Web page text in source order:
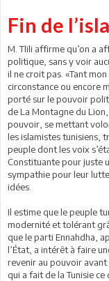
Fin de
M. Tlili affirme qu’on a
politique, sans y voir
il ne croit pas. «Tant
circonstance ou encore
porté sur le pouvoir
de La Montagne du
pouvoir, se mettant
les islamistes tunisiens,
peuple dont les voix
Constituante pour juste
sympathie pour leur
idées.
Il estime que le peuple
modernité et tolérant
que le parti Ennahdha,
l’État, a intérêt à faire
revenir au pouvoir avant
qui a fait de la Tunisie ce